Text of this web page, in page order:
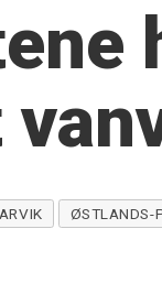
ØSTLANDS-